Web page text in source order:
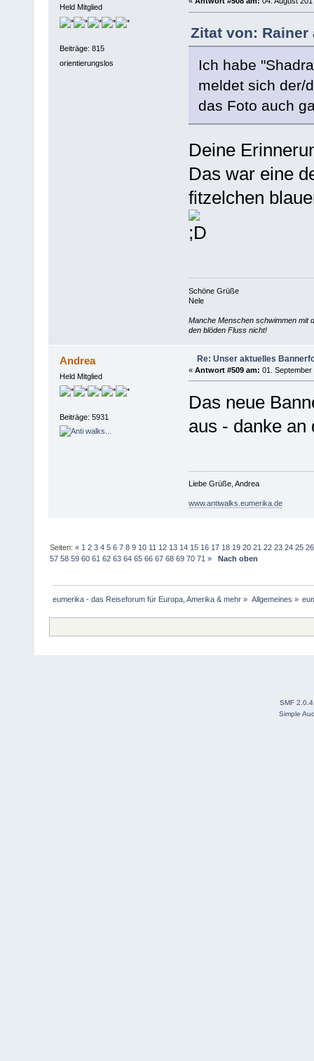
Held Mitglied
Beiträge: 815
orientierungslos
Zitat von: Rainer
Ich habe
meldet sich der/
das Foto auch
Deine
Das war eine
fitzelchen
Schöne Grüße
Nele
Manche Menschen schwimmen mit
den blöden Fluss nicht!
Andrea
Held Mitglied
Beiträge: 5931
Re: Unser aktuelles
« Antwort #509 am: 01. September
Das neue
aus - danke an
Liebe Grüße, Andrea
www.antiwalks.eumerika.de
Seiten:« 1 2 3 4 5 6 7 8 9 10 11 12 13 14 15 16 17 18 19 20 21 22 23 24 25 26
57 58 59 60 61 62 63 64 65 66 67 68 69 70 71 » Nach oben
eumerika - das Reiseforum für Europa, Amerika & mehr » Allgemeines »
SMF 2.0.4
Simple